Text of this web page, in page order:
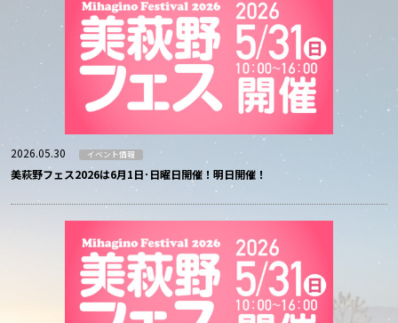
2026.05.30 イベント情報
美萩野フェス2026は6月1日･日曜日開催！明日開催！